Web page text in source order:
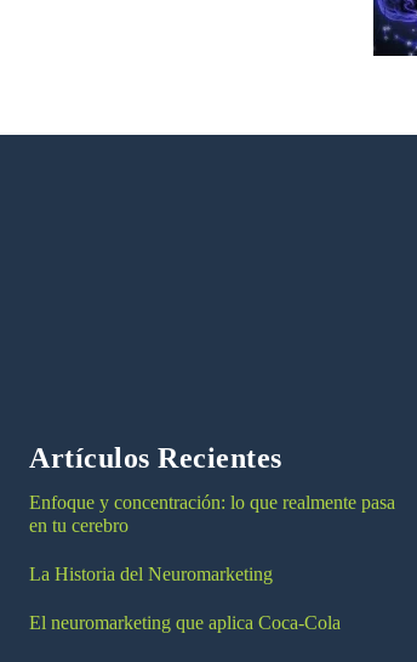
Artículos Recientes
Enfoque y concentración: lo que realmente pasa
en tu cerebro
La Historia del Neuromarketing
El neuromarketing que aplica Coca-Cola